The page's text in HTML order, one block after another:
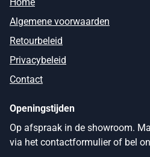
Algemene voorwaarden
Retourbeleid
Privacybeleid
Contact
Openingstijden
Op afspraak in de showroom.
via het contactformulier of bel